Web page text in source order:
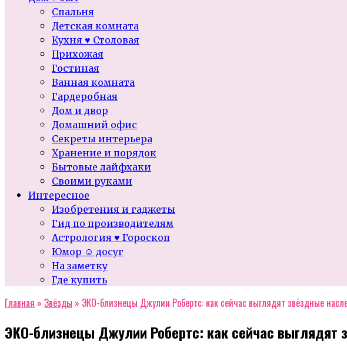
Спальня
Детская комната
Кухня ♥ Столовая
Прихожая
Гостиная
Ванная комната
Гардеробная
Дом и двор
Домашний офис
Секреты интерьера
Хранение и порядок
Бытовые лайфхаки
Своими руками
Интересное
Изобретения и гаджеты
Гид по производителям
Астрология ♥ Гороскоп
Юмор ☺ досуг
На заметку
Где купить
Главная » Звёзды » ЭКО-близнецы Джулии Робертс: как сейчас выглядят звёздные
ЭКО-близнецы Джулии Робертс: как сейчас выглядят